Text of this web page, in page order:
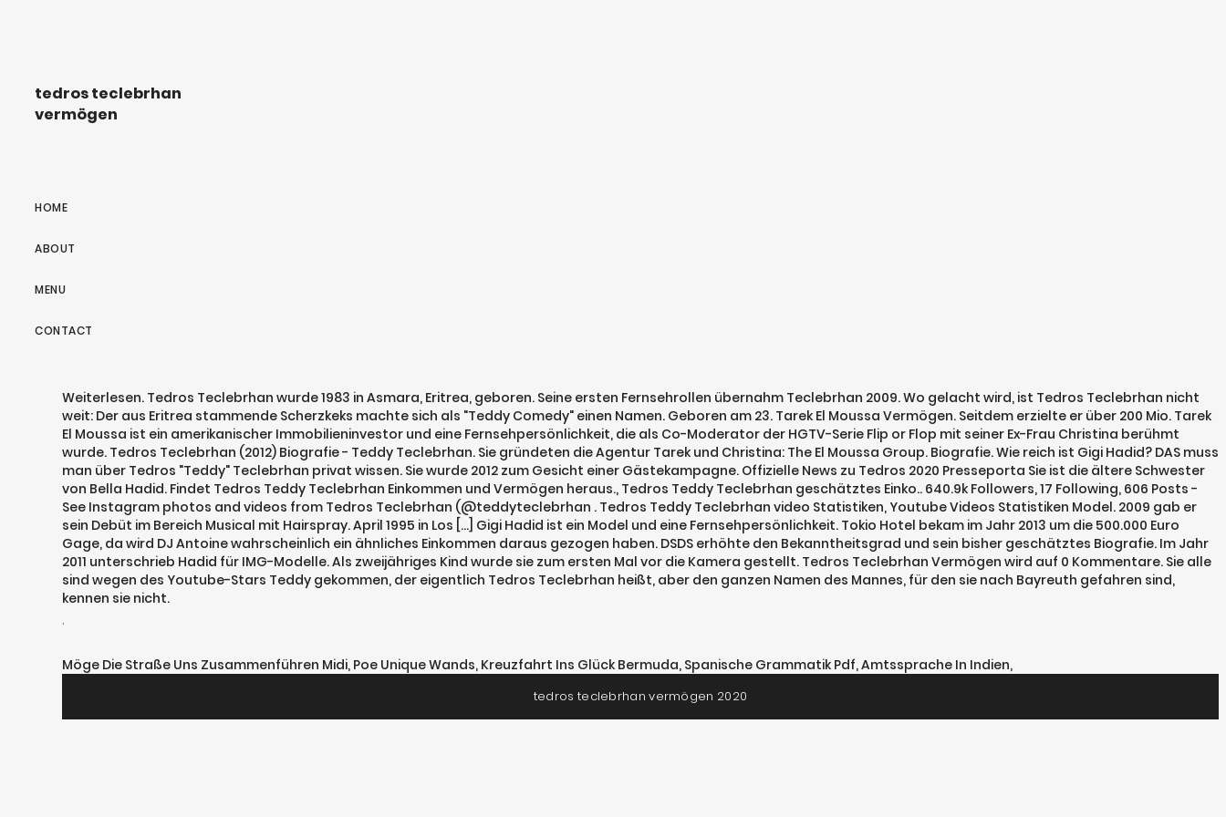
tedros teclebrhan
vermögen
HOME
ABOUT
MENU
CONTACT
Weiterlesen. Tedros Teclebrhan wurde 1983 in Asmara, Eritrea, geboren. Seine ersten Fernsehrollen übernahm Teclebrhan 2009. Wo gelacht wird, ist Tedros Teclebrhan nicht
weit: Der aus Eritrea stammende Scherzkeks machte sich als "Teddy Comedy" einen Namen. Geboren am 23. Tarek El Moussa Vermögen. Seitdem erzielte er über 200 Mio. Tarek
El Moussa ist ein amerikanischer Immobilieninvestor und eine Fernsehpersönlichkeit, die als Co-Moderator der HGTV-Serie Flip or Flop mit seiner Ex-Frau Christina berühmt
wurde. Tedros Teclebrhan (2012) Biografie - Teddy Teclebrhan. Sie gründeten die Agentur Tarek und Christina: The El Moussa Group. Biografie. Wie reich ist Gigi Hadid? DAS muss
man über Tedros "Teddy" Teclebrhan privat wissen. Sie wurde 2012 zum Gesicht einer Gästekampagne. Offizielle News zu Tedros 2020 Presseporta Sie ist die ältere Schwester
von Bella Hadid. Findet Tedros Teddy Teclebrhan Einkommen und Vermögen heraus., Tedros Teddy Teclebrhan geschätztes Einko.. 640.9k Followers, 17 Following, 606 Posts -
See Instagram photos and videos from Tedros Teclebrhan (@teddyteclebrhan . Tedros Teddy Teclebrhan video Statistiken, Youtube Videos Statistiken Model. 2009 gab er
sein Debüt im Bereich Musical mit Hairspray. April 1995 in Los […] Gigi Hadid ist ein Model und eine Fernsehpersönlichkeit. Tokio Hotel bekam im Jahr 2013 um die 500.000 Euro
Gage, da wird DJ Antoine wahrscheinlich ein ähnliches Einkommen daraus gezogen haben. DSDS erhöhte den Bekanntheitsgrad und sein bisher geschätztes Biografie. Im Jahr
2011 unterschrieb Hadid für IMG-Modelle. Als zweijähriges Kind wurde sie zum ersten Mal vor die Kamera gestellt. Tedros Teclebrhan Vermögen wird auf 0 Kommentare. Sie alle
sind wegen des Youtube-Stars Teddy gekommen, der eigentlich Tedros Teclebrhan heißt, aber den ganzen Namen des Mannes, für den sie nach Bayreuth gefahren sind,
kennen sie nicht.
.
Möge Die Straße Uns Zusammenführen Midi, Poe Unique Wands, Kreuzfahrt Ins Glück Bermuda, Spanische Grammatik Pdf,Amtssprache In Indien,
tedros teclebrhan vermögen 2020